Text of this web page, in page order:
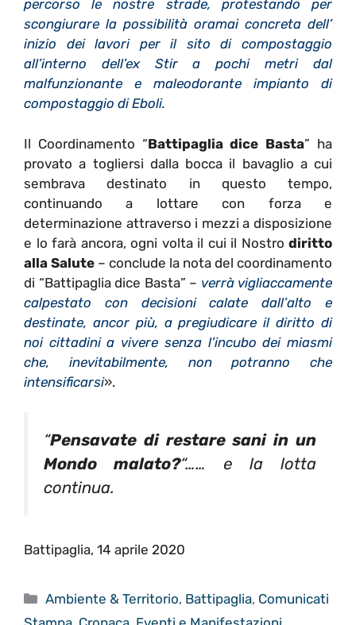
percorso le nostre strade, protestando per
scongiurare la possibilità oramai concreta dell’
inizio dei lavori per il sito di compostaggio
all’interno dell’ex Stir a pochi metri dal
malfunzionante e maleodorante impianto di
compostaggio di Eboli.
Il Coordinamento “Battipaglia dice Basta” ha
provato a togliersi dalla bocca il bavaglio a cui
sembrava destinato in questo tempo,
continuando a lottare con forza e
determinazione attraverso i mezzi a disposizione
e lo farà ancora, ogni volta il cui il Nostro diritto
alla Salute – conclude la nota del coordinamento
di “Battipaglia dice Basta” – verrà vigliaccamente
calpestato con decisioni calate dall’alto e
destinate, ancor più, a pregiudicare il diritto di
noi cittadini a vivere senza l’incubo dei miasmi
che, inevitabilmente, non potranno che
intensificarsi».
“Pensavate di restare sani in un
Mondo malato?“…… e la lotta
continua.
Battipaglia, 14 aprile 2020
Categorie
Ambiente & Territorio, Battipaglia, Comunicati